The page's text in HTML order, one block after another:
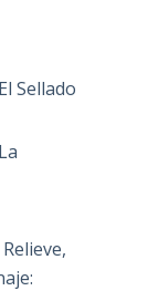
Sellado